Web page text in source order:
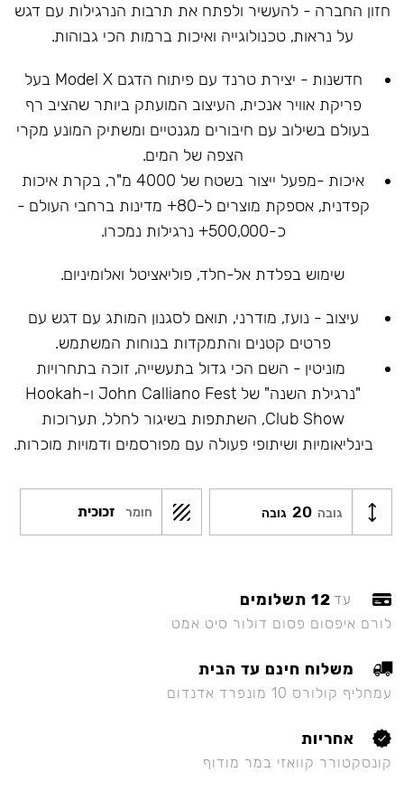
חזון החברה - להעשיר ולפתח את תרבות הנרגילות עם דגש
על נראות, טכנולוגייה ואיכות ברמות הכי גבוהות.
חדשנות - יצירת טרנד עם פיתוח הדגם Model X בעל
פריקת אוויר אנכית, העיצוב המועתק ביותר שהציב רף
בעולם בשילוב עם חיבורים מגנטיים ומשתיק המונע מקרי
הצפה של המים.
איכות -מפעל ייצור בשטח של 4000 מ"ר, בקרת איכות
קפדנית, אספקת מוצרים ל-80+ מדינות ברחבי העולם -
כ-500,000+ נרגילות נמכרו.
שימוש בפלדת אל-חלד, פוליאציטל ואלומיניום.
עיצוב - נועז, מודרני, תואם לסגנון המותג עם דגש עם
פרטים קטנים והתמקדות בנוחות המשתמש.
מוניטין - השם הכי גדול בתעשייה, זוכה בתחרויות
"נרגילת השנה" של John Calliano Fest ו-Hookah
Club Show, השתתפות בשיגור לחלל, תערוכות
בינליאומיות ושיתופי פעולה עם מפורסמים ודמויות מוכרות.
גובה 20 גובה חומר זכוכית
עד 12 תשלומים
לורם איפסום פסום דולור סיט אמט
משלוח חינם עד הבית
עמחליף קולורס 10 מונפרד אדנדום
אחריות
קונסקטורר קוואזי במר מודוף